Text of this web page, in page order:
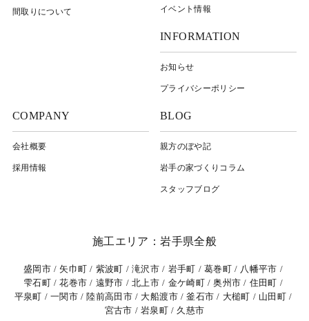
間取りについて イベント情報
INFORMATION
お知らせ
プライバシーポリシー
COMPANY
会社概要
採用情報
BLOG
親方のぼや記
岩⼿の家づくりコラム
スタッフブログ
施工エリア：岩手県全般
盛岡市 矢巾町 紫波町 滝沢市 岩手町 葛巻町
八幡平市
雫石町
花巻市 遠野市 北上市 金ケ崎町 奥州市
住田町
平泉町
一関市 陸前高田市 大船渡市 釜石市 大槌町
山田町
宮古市
岩泉町 久慈市